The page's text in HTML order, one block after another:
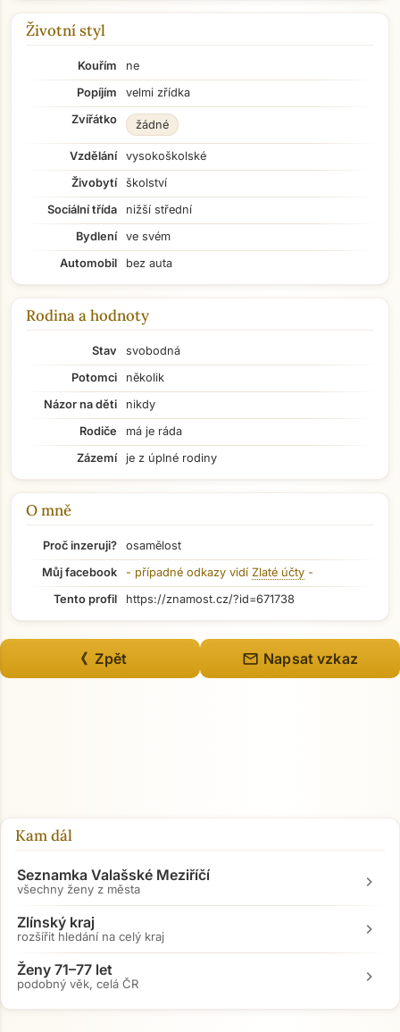
Přejít na hlavní obsah
Životní styl
Kouřím
ne
Popíjím
velmi zřídka
Zvířátko
žádné
Vzdělání
vysokoškolské
Živobytí
školství
Sociální třída
nižší střední
Bydlení
ve svém
Automobil
bez auta
Rodina a hodnoty
Stav
svobodná
Potomci
několik
Názor na děti
nikdy
Rodiče
má je ráda
Zázemí
je z úplné rodiny
O mně
Proč inzeruji?
osamělost
Můj facebook
- případné odkazy vidí Zlaté účty -
Tento profil
https://znamost.cz/?id=671738
《 Zpět mail Napsat vzkaz
Kam dál
Seznamka Valašské Meziříčí
všechny ženy z města chevron_right
Zlínský kraj
rozšířit hledání na celý kraj chevron_right
Ženy 71–77 let
podobný věk, celá ČR chevron_right